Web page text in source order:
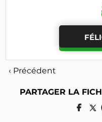
‹ Précédent
PARTAGER LA